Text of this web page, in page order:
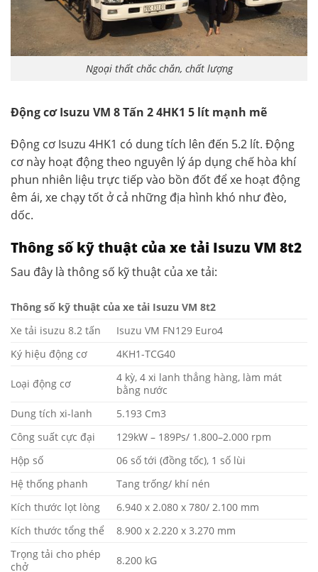
Ngoại thất chắc chắn, chất lượng
Động cơ Isuzu VM 8 Tấn 2 4HK1 5 lít mạnh mẽ
Động cơ Isuzu 4HK1 có dung tích lên đến 5.2 lít. Động
cơ này hoạt động theo nguyên lý áp dụng chế hòa khí
phun nhiên liệu trực tiếp vào bồn đốt để xe hoạt động
êm ái, xe chạy tốt ở cả những địa hình khó như đèo,
dốc.
Thông số kỹ thuật của xe tải Isuzu VM 8t2
Sau đây là thông số kỹ thuật của xe tải:
Thông số kỹ thuật của xe tải Isuzu VM 8t2
Xe tải isuzu 8.2 tấn
Isuzu VM FN129 Euro4
Ký hiệu động cơ
4KH1-TCG40
Loại động cơ
4 kỳ, 4 xi lanh thẳng hàng, làm mát
bằng nước
Dung tích xi-lanh
5.193 Cm3
Công suất cực đại
129kW – 189Ps/ 1.800–2.000 rpm
Hộp số
06 số tới (đồng tốc), 1 số lùi
Hệ thống phanh
Tang trống/ khí nén
Kích thước lọt lòng
6.940 x 2.080 x 780/ 2.100 mm
Kích thước tổng thể
8.900 x 2.220 x 3.270 mm
Trọng tải cho phép
chở
8.200 kG